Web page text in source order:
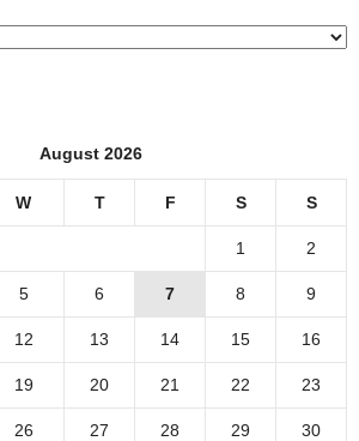
August 2026
W T F S S
1 2
5 6 7 8 9
12 13 14 15 16
19 20 21 22 23
26 27 28 29 30